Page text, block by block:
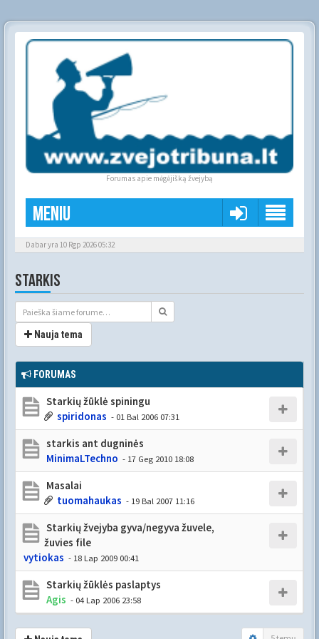
Forumas apie mėgėjišką žvejybą
Meniu
Dabar yra 10 Rgp 2026 05:32
STARKIS
Nauja tema
FORUMAS
Starkių žūklė spiningu
spiridonas - 01 Bal 2006 07:31
starkis ant dugninės
MinimaLTechno - 17 Geg 2010 18:08
Masalai
tuomahaukas - 19 Bal 2007 11:16
Starkių žvejyba gyva/negyva žuvele,
žuvies file
vytiokas - 18 Lap 2009 00:41
Starkių žūklės paslaptys
Agis - 04 Lap 2006 23:58